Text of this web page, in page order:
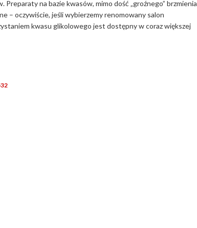
na bazie kwasów, mimo dość „groźnego” brzmienia
– oczywiście, jeśli wybierzemy renomowany salon
kwasu glikolowego jest dostępny w coraz większej